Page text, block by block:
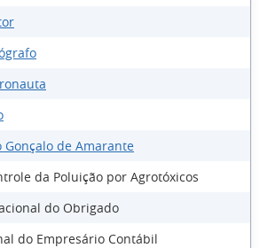
Gonçalo de Amarante
da Poluição por Agrotóxicos
do Obrigado
do Empresário Contábil